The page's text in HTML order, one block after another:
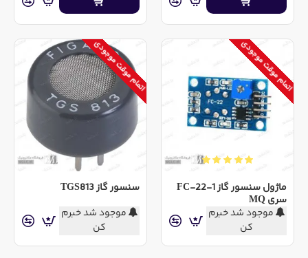
اتمام موقت موجودی
ماژول سنسور گاز FC-22-1
سری MQ
موجود شد خبرم
کن
اتمام موقت موجودی
سنسور گاز TGS813
موجود شد خبرم
کن